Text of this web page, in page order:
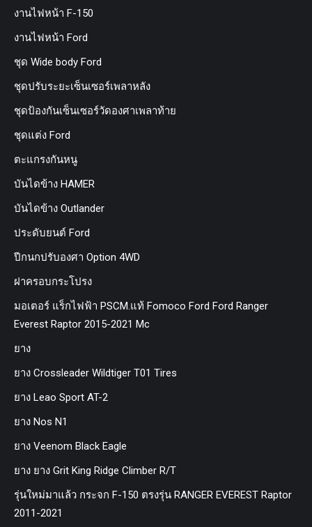
งานไฟหน้า F-150
งานไฟหน้า Ford
ชุด Wide body Ford
ชุดปรับระยะเซ็นเซอร์เพลาหลัง
ชุดป้องกันเซ็นเซอร์วัดองศาเพลาท้าย
ชุดแต่ง Ford
ตะแกรงกันหนู
บันไดข้าง HAMER
บันไดข้าง Outlander
ประดับยนต์ Ford
ปีกนกปรับองศา Option 4WD
ฝาครอบกระโปรง
มอเตอร์ แร็กไฟฟ้า PSCM.แท้ Fomoco Ford Ford Ranger
Everest Raptor 2015-2021 Mc
ยาง
ยาง Crossleader Wildtiger T01 Tires
ยาง Leao Sport AT-2
ยาง Nos N1
ยาง Veenom Black Eagle
ยาง ยาง Grit King Ridge Climber R/T
รุ่นใหม่มาแล้ว กระจก F-150 ตรงรุ่น RANGER EVEREST Raptor
2011-2021